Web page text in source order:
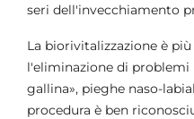
seri dell'invecchiamento
La biorivitalizzazione è
l'eliminazione di problemi
gallina», pieghe naso-
procedura è ben